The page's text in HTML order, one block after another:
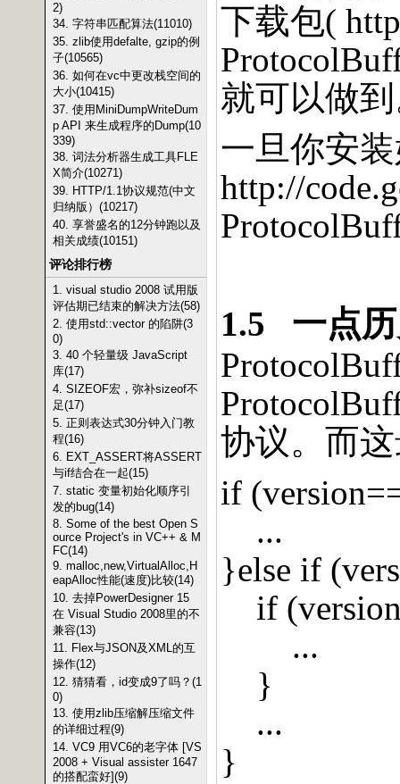
2)
34. 字符串匹配算法(11010)
35. zlib使用defalte, gzip的例
子(10565)
36. 如何在vc中更改栈空间的
大小(10415)
37. 使用MiniDumpWriteDum
p API 来生成程序的Dump(10
339)
38. 词法分析器生成工具FLE
X简介(10271)
39. HTTP/1.1协议规范(中文
归纳版）(10217)
40. 享誉盛名的12分钟跑以及
相关成绩(10151)
评论排行榜
1. visual studio 2008 试用版
评估期已结束的解决方法(58)
2. 使用std::vector 的陷阱(3
0)
3. 40 个轻量级 JavaScript
库(17)
4. SIZEOF宏，弥补sizeof不
足(17)
5. 正则表达式30分钟入门教
程(16)
6. EXT_ASSERT将ASSERT
与if结合在一起(15)
7. static 变量初始化顺序引
发的bug(14)
8. Some of the best Open S
ource Project's in VC++ & M
FC(14)
9. malloc,new,VirtualAlloc,H
eapAlloc性能(速度)比较(14)
10. 去掉PowerDesigner 15
在 Visual Studio 2008里的不
兼容(13)
11. Flex与JSON及XML的互
操作(12)
12. 猜猜看，id变成9了吗？(1
0)
13. 使用zlib压缩解压缩文件
的详细过程(9)
14. VC9 用VC6的老字体 [VS
2008 + Visual assister 1647
的搭配蛮好](9)
下载包(
就可以做
一旦你安
http://
1.5 一点
协议。而
if
...
}else if
if
...
}
...
}